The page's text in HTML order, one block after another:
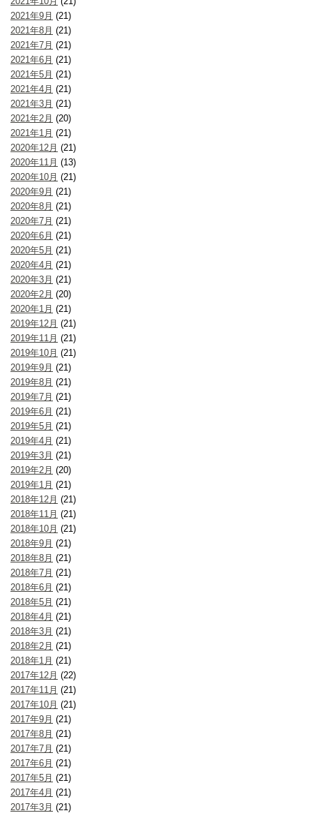
2021年9月 (21)
2021年8月 (21)
2021年7月 (21)
2021年6月 (21)
2021年5月 (21)
2021年4月 (21)
2021年3月 (21)
2021年2月 (20)
2021年1月 (21)
2020年12月 (21)
2020年11月 (13)
2020年10月 (21)
2020年9月 (21)
2020年8月 (21)
2020年7月 (21)
2020年6月 (21)
2020年5月 (21)
2020年4月 (21)
2020年3月 (21)
2020年2月 (20)
2020年1月 (21)
2019年12月 (21)
2019年11月 (21)
2019年10月 (21)
2019年9月 (21)
2019年8月 (21)
2019年7月 (21)
2019年6月 (21)
2019年5月 (21)
2019年4月 (21)
2019年3月 (21)
2019年2月 (20)
2019年1月 (21)
2018年12月 (21)
2018年11月 (21)
2018年10月 (21)
2018年9月 (21)
2018年8月 (21)
2018年7月 (21)
2018年6月 (21)
2018年5月 (21)
2018年4月 (21)
2018年3月 (21)
2018年2月 (21)
2018年1月 (21)
2017年12月 (22)
2017年11月 (21)
2017年10月 (21)
2017年9月 (21)
2017年8月 (21)
2017年7月 (21)
2017年6月 (21)
2017年5月 (21)
2017年4月 (21)
2017年3月 (21)